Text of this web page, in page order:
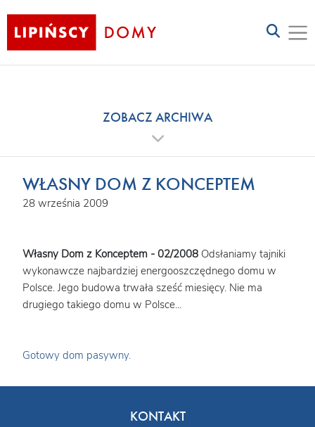
ZOBACZ ARCHIWA
WŁASNY DOM Z KONCEPTEM
28 września 2009
Własny Dom z Konceptem - 02/2008 Odsłaniamy tajniki
wykonawcze najbardziej energooszczędnego domu w
Polsce. Jego budowa trwała sześć miesięcy. Nie ma
drugiego takiego domu w Polsce...
Gotowy dom pasywny.
KONTAKT